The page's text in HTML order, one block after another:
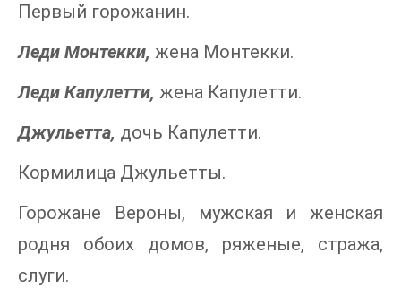
Первый горожанин.
Леди Монтекки, жена Монтекки.
Леди Капулетти, жена Капулетти.
Джульетта, дочь Капулетти.
Кормилица Джульетты.
Горожане Вероны, мужская и женская
родня обоих домов, ряженые, стража,
слуги.